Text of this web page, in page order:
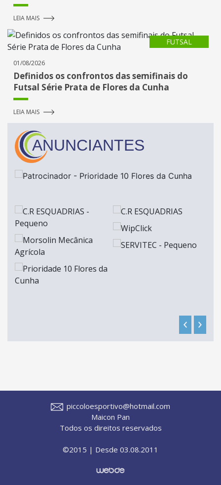
LEIA MAIS
FUTSAL
01/08/2026
Definidos os confrontos das semifinais do
Futsal Série Prata de Flores da Cunha
LEIA MAIS
ANUNCIANTES
piccoloesportivo@hotmail.com
Maicon Pan
Todos os direitos reservados
©2015 | Desde 03.08.2011